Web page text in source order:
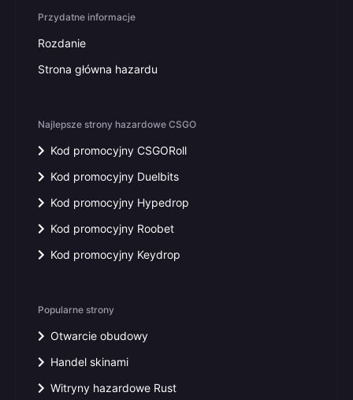
Najlepsze strony hazardowe CSGO
Kod promocyjny CSGORoll
Kod promocyjny Duelbits
Kod promocyjny Hypedrop
Kod promocyjny Roobet
Kod promocyjny Keydrop
Popularne strony
Otwarcie obudowy
Handel skinami
Witryny hazardowe Rust
Przydatne informacje
Rozdanie
Strona główna hazardu